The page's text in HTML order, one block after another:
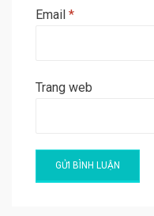
Email *
Trang web